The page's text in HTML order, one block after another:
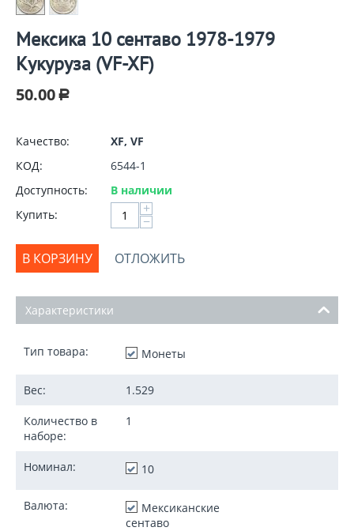
Мексика 10 сентаво 1978-1979
Кукуруза (VF-XF)
50.00 Р
Качество:
XF, VF
КОД:
6544-1
Доступность:
В наличии
Купить:
+
−
В КОРЗИНУ ОТЛОЖИТЬ
Характеристики
Тип товара: Монеты
Вес: 1.529
Количество в
наборе:
1
Номинал: 10
Валюта:
Мексиканские
сентаво